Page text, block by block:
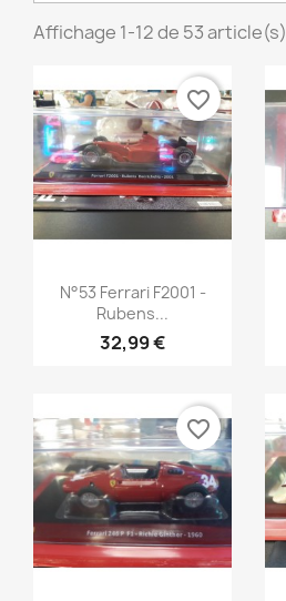
Affichage 1-12 de 53 article(s)
Aperçu rapide
N°53 Ferrari F2001 -
Rubens...
32,99 €
favorite_border
favorite_border